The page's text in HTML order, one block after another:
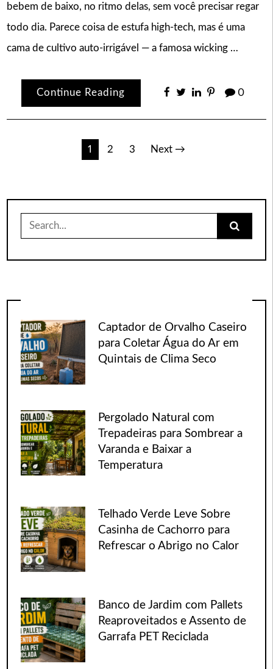
bebem de baixo, no ritmo delas, sem você precisar regar
todo dia. Parece coisa de estufa high-tech, mas é uma
cama de cultivo auto-irrigável — a famosa wicking …
Continue Reading 0
Paginação
posts
1 2 3 Next →
Search
Captador de Orvalho Caseiro
para Coletar Água do Ar em
Quintais de Clima Seco
Pergolado Natural com
Trepadeiras para Sombrear a
Varanda e Baixar a
Temperatura
Telhado Verde Leve Sobre
Casinha de Cachorro para
Refrescar o Abrigo no Calor
Banco de Jardim com Pallets
Reaproveitados e Assento de
Garrafa PET Reciclada